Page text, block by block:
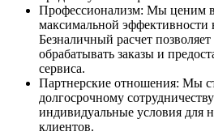
Профессионализм: Мы ценим
максимальной эффективности
Безналичный расчет
обрабатывать заказы и
сервиса.
Партнерские отношения: Мы
долгосрочному
индивидуальные условия для
клиентов.